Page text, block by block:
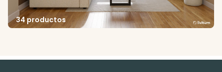
34 productos